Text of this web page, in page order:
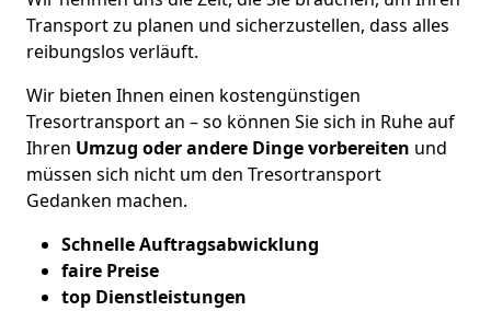
Transport zu planen und sicherzustellen, dass alles
reibungslos verläuft.
Wir bieten Ihnen einen kostengünstigen
Tresortransport an – so können Sie sich in Ruhe auf
Ihren Umzug oder andere Dinge vorbereiten und
müssen sich nicht um den Tresortransport
Gedanken machen.
Schnelle Auftragsabwicklung
faire Preise
top Dienstleistungen